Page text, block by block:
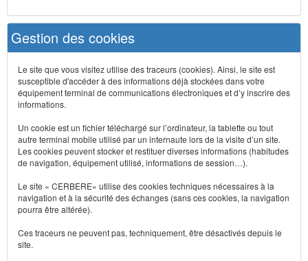
Gestion des cookies
Le site que vous visitez utilise des traceurs (cookies). Ainsi, le site est
susceptible d'accéder à des informations déjà stockées dans votre
équipement terminal de communications électroniques et d’y inscrire des
informations.
Un cookie est un fichier téléchargé sur l’ordinateur, la tablette ou tout
autre terminal mobile utilisé par un internaute lors de la visite d’un site.
Les cookies peuvent stocker et restituer diverses informations (habitudes
de navigation, équipement utilisé, informations de session…).
Le site « CERBERE» utilise des cookies techniques nécessaires à la
navigation et à la sécurité des échanges (sans ces cookies, la navigation
pourra être altérée).
Ces traceurs ne peuvent pas, techniquement, être désactivés depuis le
site.